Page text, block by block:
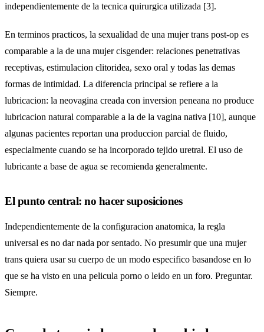
independientemente de la tecnica quirurgica utilizada [3].
En terminos practicos, la sexualidad de una mujer trans post-op es
comparable a la de una mujer cisgender: relaciones penetrativas
receptivas, estimulacion clitoridea, sexo oral y todas las demas
formas de intimidad. La diferencia principal se refiere a la
lubricacion: la neovagina creada con inversion peneana no produce
lubricacion natural comparable a la de la vagina nativa [10], aunque
algunas pacientes reportan una produccion parcial de fluido,
especialmente cuando se ha incorporado tejido uretral. El uso de
lubricante a base de agua se recomienda generalmente.
El punto central: no hacer suposiciones
Independientemente de la configuracion anatomica, la regla
universal es no dar nada por sentado. No presumir que una mujer
trans quiera usar su cuerpo de un modo especifico basandose en lo
que se ha visto en una pelicula porno o leido en un foro. Preguntar.
Siempre.